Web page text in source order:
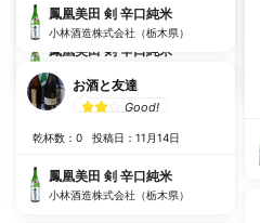
乾杯数：3 投稿日：10月7日
鳳凰美田 剣 辛口純米
鳳凰美田 剣 辛口純米
小林酒造株式会社（栃木県）
お酒と友達
Good!
乾杯数：0 投稿日：11月14日
鳳凰美田 剣 辛口純米
小林酒造株式会社（栃木県）